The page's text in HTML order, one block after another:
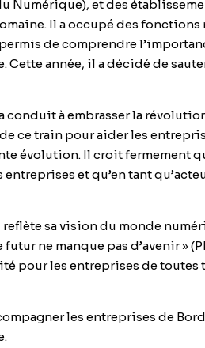
Numérique), et des
Il a occupé des
de comprendre
Cette année, il a décidé de
conduit à embrasser la
ce train pour aider les
évolution. Il croit fermement
entreprises et qu’en tant
sa vision du monde
futur ne manque pas d’avenir »
pour les entreprises de toutes
les entreprises de